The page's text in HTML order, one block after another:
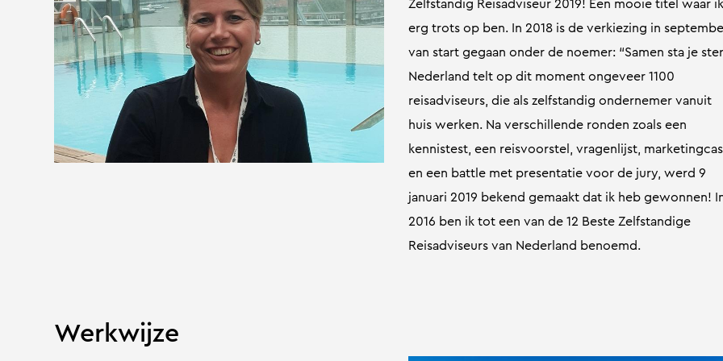
erg trots op ben. In 2018 is de verkiezing in
van start gegaan onder de noemer: “Samen sta je
Nederland telt op dit moment ongeveer 1100
reisadviseurs, die als zelfstandig ondernemer vanuit
huis werken. Na verschillende ronden zoals een
kennistest, een reisvoorstel, vragenlijst,
en een battle met presentatie voor de jury, werd 9
januari 2019 bekend gemaakt dat ik heb gewonnen!
2016 ben ik tot een van de 12 Beste Zelfstandige
Reisadviseurs van Nederland benoemd.
Werkwijze